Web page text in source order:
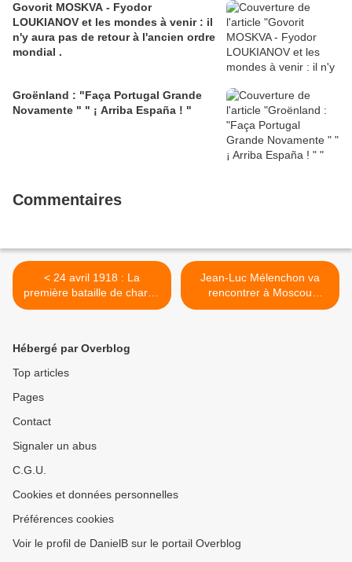
Govorit MOSKVA - Fyodor
LOUKIANOV et les mondes à venir : il
n'y aura pas de retour à l'ancien ordre
mondial .
Groënland : "Faça Portugal Grande
Novamente " " ¡ Arriba España ! "
Commentaires
< 24 avril 1918 : La
première bataille de chars -
motorisés - de l'histoire à
Jean-Luc Mélenchon va
rencontrer à Moscou
Sergueï Oudaltsov , un
Hébergé par Overblog
Top articles
Pages
Contact
Signaler un abus
C.G.U.
Cookies et données personnelles
Préférences cookies
Voir le profil de DanielB sur le portail Overblog